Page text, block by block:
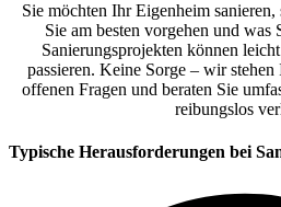
Sie möchten Ihr Eigenheim
Sie am besten vorgehen und was
Sanierungsprojekten können
passieren. Keine Sorge – wir
offenen Fragen und beraten Sie
reibungslos
Typische Herausforderungen bei